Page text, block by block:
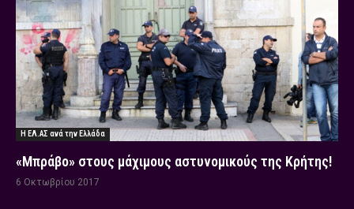
Η ΕΛ.ΑΣ ανά την Ελλάδα
«Μπράβο» στους μάχιμους αστυνομικούς της Κρήτης!
6 Οκτωβρίου 2017